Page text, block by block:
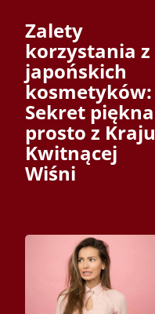
Zalety
korzystania z
japońskich
kosmetyków:
Sekret piękna
prosto z Kraju
Kwitnącej
Wiśni